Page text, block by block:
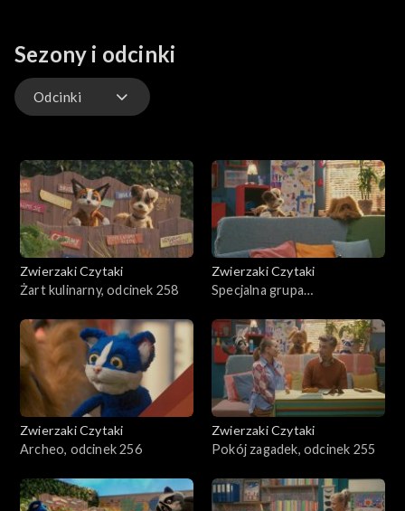
Na co one komu?
Sezony i odcinki
Odcinki
Zwierzaki Czytaki
Żart kulinarny, odcinek 258
Zwierzaki Czytaki
Specjalna grupa
Zwierzaki Czytaki
Archeo, odcinek 256
Zwierzaki Czytaki
Pokój zagadek, odcinek 255